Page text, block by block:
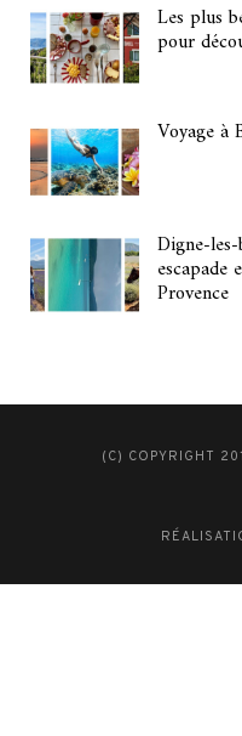
Les plus
pour
Voyage à
Digne-
escapade
Provence
(C) COPYRIGHT